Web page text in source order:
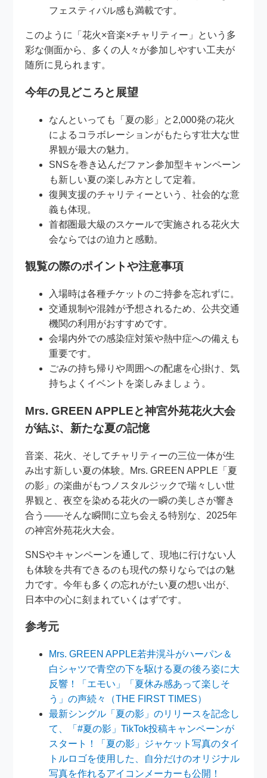
フェスティバル感も満載です。
このように「花火×音楽×チャリティー」という多
彩な側面から、多くの人々が参加しやすい工夫が
随所に見られます。
今年の見どころと展望
なんといっても「夏の影」と2,000発の花火
によるコラボレーションがもたらす壮大な世
界観が最大の魅力。
SNSを巻き込んだファン参加型キャンペーン
も新しい夏の楽しみ方として定着。
復興支援のチャリティーという、社会的な意
義も体現。
首都圏最大級のスケールで実施される花火大
会ならではの迫力と感動。
観覧の際のポイントや注意事項
入場時は各種チケットのご持参を忘れずに。
交通規制や混雑が予想されるため、公共交通
機関の利用がおすすめです。
会場内外での感染症対策や熱中症への備えも
重要です。
ごみの持ち帰りや周囲への配慮を心掛け、気
持ちよくイベントを楽しみましょう。
Mrs. GREEN APPLEと神宮外苑花火大会
が結ぶ、新たな夏の記憶
音楽、花火、そしてチャリティーの三位一体が生
み出す新しい夏の体験。Mrs. GREEN APPLE「夏
の影」の楽曲がもつノスタルジックで瑞々しい世
界観と、夜空を染める花火の一瞬の美しさが響き
合う――そんな瞬間に立ち会える特別な、2025年
の神宮外苑花火大会。
SNSやキャンペーンを通して、現地に行けない人
も体験を共有できるのも現代の祭りならではの魅
力です。今年も多くの忘れがたい夏の想い出が、
日本中の心に刻まれていくはずです。
参考元
Mrs. GREEN APPLE若井滉斗がハーパン＆
白シャツで青空の下を駆ける夏の後ろ姿に大
反響！「エモい」「夏休み感あって楽しそ
う」の声続々（THE FIRST TIMES）
最新シングル「夏の影」のリリースを記念し
て、「#夏の影」TikTok投稿キャンペーンが
スタート！「夏の影」ジャケット写真のタイ
トルロゴを使用した、自分だけのオリジナル
写真を作れるアイコンメーカーも公開！